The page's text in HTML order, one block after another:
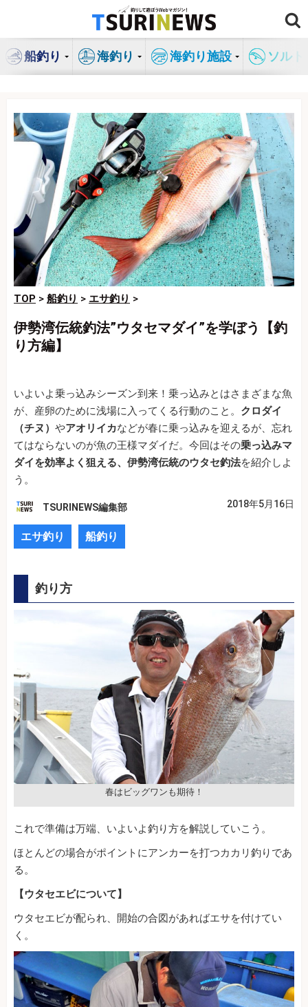
ン
船釣り 海釣り 海釣り施設 ソル
TOP > 船釣り > エサ釣り >
伊勢湾伝統釣法”ウタセマダイ”を学ぼう【釣
り方編】
いよいよ乗っ込みシーズン到来！乗っ込みとはさまざまな魚
が、産卵のために浅場に入ってくる行動のこと。 クロダイ
（チヌ） やアオリイカなどが春に乗っ込みを迎えるが、忘れ
てはならないのが魚の王様マダイだ。今回はその乗っ込みマ
ダイを効率よく狙える、伊勢湾伝統のウタセ釣法を紹介しよ
う。
TSURINEWS編集部 2018年5月16日
エサ釣り 船釣り
釣り方
春はビッグワンも期待！
これで準備は万端、いよいよ釣り方を解説していこう。
ほとんどの場合がポイントにアンカーを打つカカリ釣りであ
る。
【ウタセエビについて】
ウタセエビが配られ、開始の合図があればエサを付けてい
く。